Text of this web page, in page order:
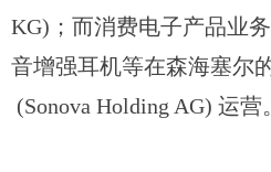
KG)；而消费电子产品业
音增强耳机等在森海塞尔
(Sonova Holding AG) 运营。